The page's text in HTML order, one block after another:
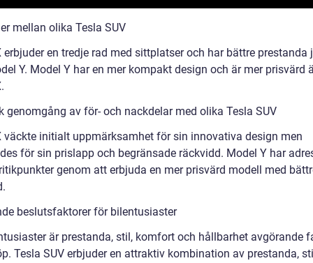
mellan olika Tesla SUV
erbjuder en tredje rad med sittplatser och har bättre prestanda
Y. Model Y har en mer kompakt design och är mer prisvärd
genomgång av för- och nackdelar med olika Tesla SUV
väckte initialt uppmärksamhet för sin innovativa design men
för sin prislapp och begränsade räckvidd. Model Y har
genom att erbjuda en mer prisvärd modell med
beslutsfaktorer för bilentusiaster
är prestanda, stil, komfort och hållbarhet avgörande
Tesla SUV erbjuder en attraktiv kombination av prestanda,